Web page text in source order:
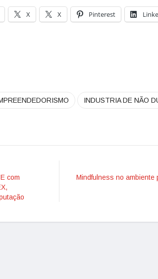
X X Pinterest
INDUSTRIA DE NÃO
com
Mindfulness no ambiente